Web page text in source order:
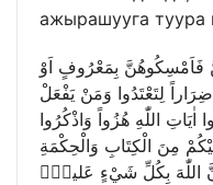
ажырашууга туура
فَاَمْسِكُوهُنَّ بِمَعْرُوفٍ اَوْ
لِتَعْتَدُوا وَمَنْ يَفْعَلْ
اللّٰهِ هُزُواً وَاذْكُرُوا
مِنَ الْكِتَابِ وَالْحِكْمَةِ
اَنَّ اللّٰهَ بِكُلِّ شَيْءٍ عَليمٌ۟